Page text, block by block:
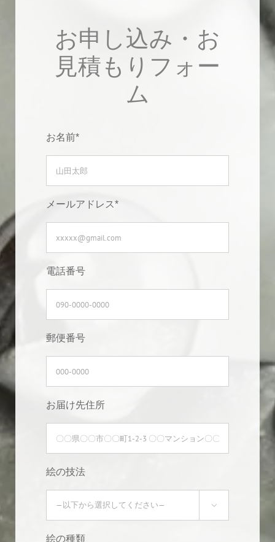
お申し込み・お
見積もりフォー
ム
お名前*
メールアドレス*
電話番号
郵便番号
お届け先住所
絵の技法

絵の種類